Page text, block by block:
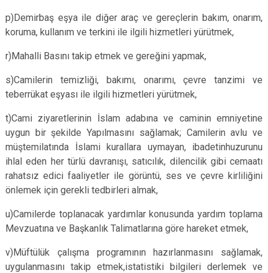
p)Demirbaş eşya ile diğer araç ve gereçlerin bakım, onarım,
koruma, kullanım ve terkini ile ilgili hizmetleri yürütmek,
r)Mahalli Basını takip etmek ve gereğini yapmak,
s)Camilerin temizliği, bakımı, onarımı, çevre tanzimi ve
teberrükat eşyası ile ilgili hizmetleri yürütmek,
t)Cami ziyaretlerinin İslam adabına ve caminin emniyetine
uygun bir şekilde Yapılmasını sağlamak; Camilerin avlu ve
müştemilatında İslami kurallara uymayan, ibadetinhuzurunu
ihlal eden her türlü davranışı, satıcılık, dilencilik gibi cemaatı
rahatsız edici faaliyetler ile görüntü, ses ve çevre kirliliğini
önlemek için gerekli tedbirleri almak,
u)Camilerde toplanacak yardımlar konusunda yardım toplama
Mevzuatına ve Başkanlık Talimatlarına göre hareket etmek,
v)Müftülük çalışma programının hazırlanmasını sağlamak,
uygulanmasını takip etmek,istatistiki bilgileri derlemek ve